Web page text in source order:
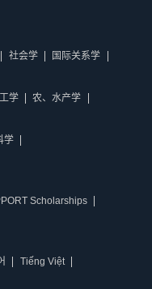
社会学 国际关系学
工学 农、水产学
学
Scholarships
Tiếng Việt